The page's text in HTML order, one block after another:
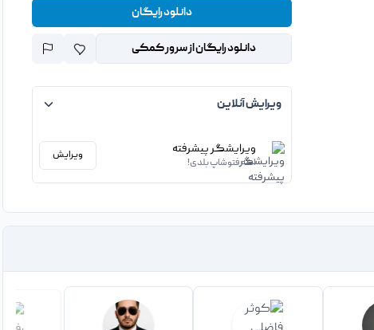
دانلود رایگان
دانلود رایگان از سرور کمکی
ویرایش آنلاین
ویرایشگر پیشرفته
اگه فتوشاپ بلدی!
ویرایش